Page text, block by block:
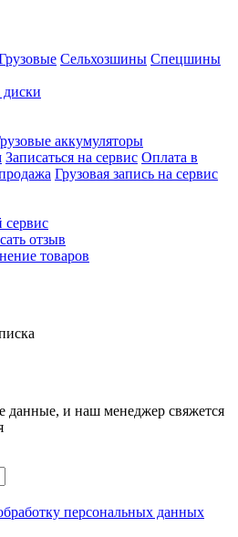
Сельхозшины Спецшины
диски
аккумуляторы
Записаться на сервис Оплата в
Грузовая запись на сервис
сервис
отзыв
товаров
данные, и наш менеджер свяжется
персональных данных